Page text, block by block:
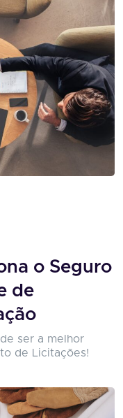
o Seguro
de
ser a melhor
de Licitações!